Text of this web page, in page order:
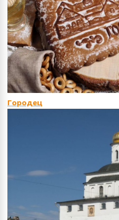
Городец